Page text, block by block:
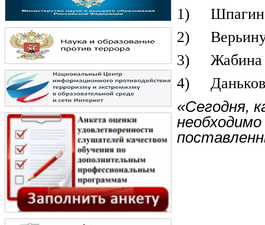
1)
2)
3) Жабина
4)
«Сегодня,